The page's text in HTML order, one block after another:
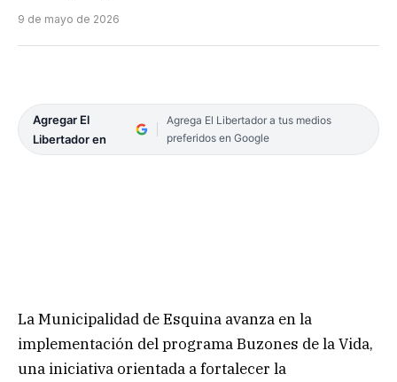
9 de mayo de 2026
Agregar El
Libertador en
Agrega El Libertador a tus medios
preferidos en Google
La Municipalidad de Esquina avanza en la
implementación del programa Buzones de la Vida,
una iniciativa orientada a fortalecer la